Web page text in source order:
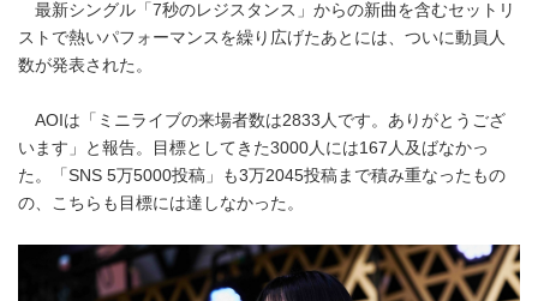
最新シングル「7秒のレジスタンス」からの新曲を含むセットリ
ストで熱いパフォーマンスを繰り広げたあとには、ついに動員人
数が発表された。
AOIは「ミニライブの来場者数は2833人です。ありがとうござ
います」と報告。目標としてきた3000人には167人及ばなかっ
た。「SNS 5万5000投稿」も3万2045投稿まで積み重なったもの
の、こちらも目標には達しなかった。